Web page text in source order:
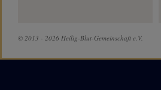
© 2013 - 2026 Heilig-Blut-Gemeinschaft e.V.